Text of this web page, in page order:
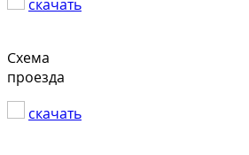
скачать
Схема
проезда
скачать